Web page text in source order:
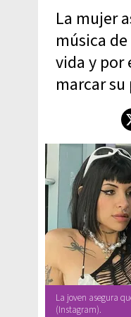
La mujer
música
vida y por
marcar
La joven asegura
(Instagram).